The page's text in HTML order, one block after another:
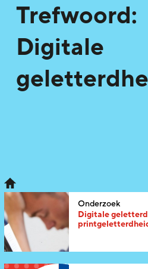
Trefwoord:
Digitale
Onderzoek
Digitale